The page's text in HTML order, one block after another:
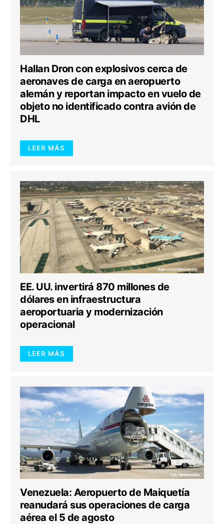
Hallan Dron con explosivos cerca de
aeronaves de carga en aeropuerto
alemán y reportan impacto en vuelo de
objeto no identificado contra avión de
DHL
LEER MÁS
EE. UU. invertirá 870 millones de
dólares en infraestructura
aeroportuaria y modernización
operacional
LEER MÁS
Venezuela: Aeropuerto de Maiquetía
reanudará sus operaciones de carga
aérea el 5 de agosto